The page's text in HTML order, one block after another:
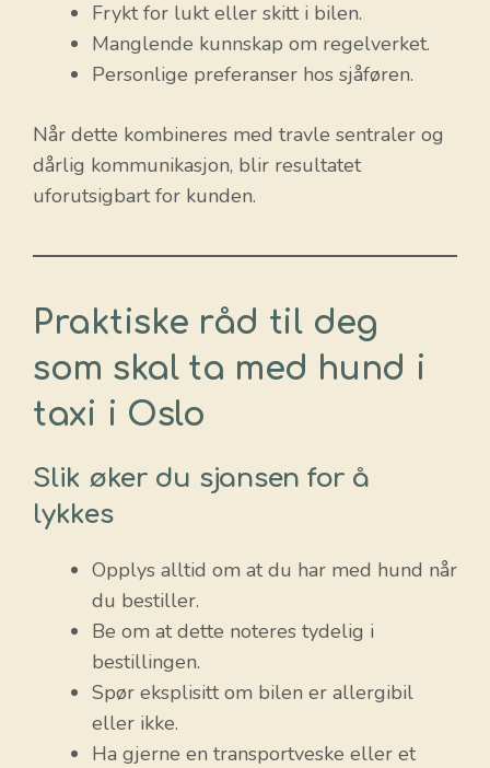
Frykt for lukt eller skitt i bilen.
Manglende kunnskap om regelverket.
Personlige preferanser hos sjåføren.
Når dette kombineres med travle sentraler og
dårlig kommunikasjon, blir resultatet
uforutsigbart for kunden.
Praktiske råd til deg
som skal ta med hund i
taxi i Oslo
Slik øker du sjansen for å
lykkes
Opplys alltid om at du har med hund når
du bestiller.
Be om at dette noteres tydelig i
bestillingen.
Spør eksplisitt om bilen er allergibil
eller ikke.
Ha gjerne en transportveske eller et